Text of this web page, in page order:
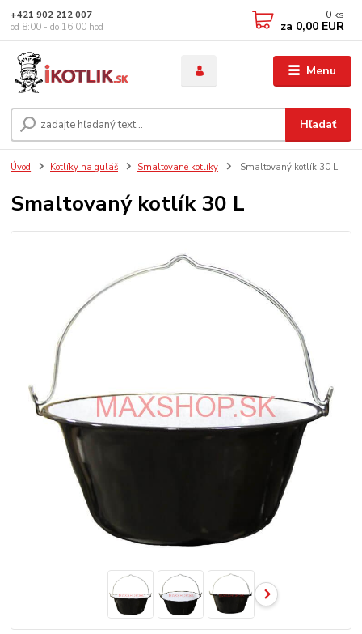
Menu
Hľadať
+421 902 212 007
od 8:00 - do 16:00 hod
0 ks
za 0,00 EUR
Úvod Kotlíky na guláš Smaltované kotlíky Smaltovaný kotlík 30 L
Smaltovaný kotlík 30 L